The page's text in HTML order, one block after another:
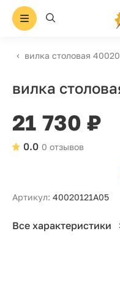
вилка столовая
вилка
21 730 ₽
0 отзывов
0.0
Артикул: 40020121А05
Все характеристики